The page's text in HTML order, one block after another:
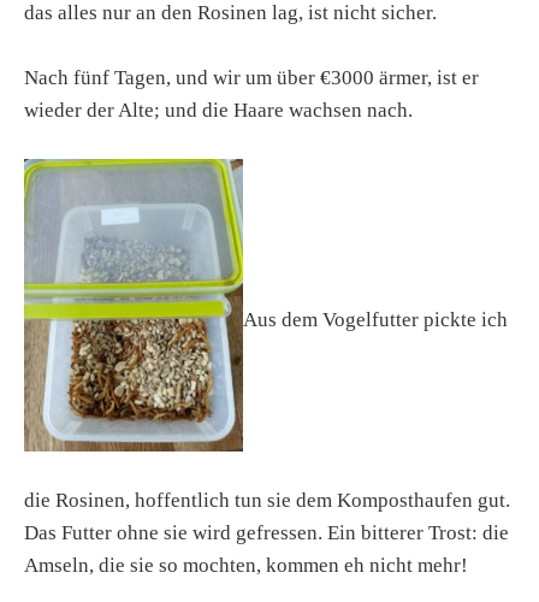
das alles nur an den Rosinen lag, ist nicht sicher.
Nach fünf Tagen, und wir um über €3000 ärmer, ist er
wieder der Alte; und die Haare wachsen nach.
Aus dem Vogelfutter pickte ich
die Rosinen, hoffentlich tun sie dem Komposthaufen gut.
Das Futter ohne sie wird gefressen. Ein bitterer Trost: die
Amseln, die sie so mochten, kommen eh nicht mehr!